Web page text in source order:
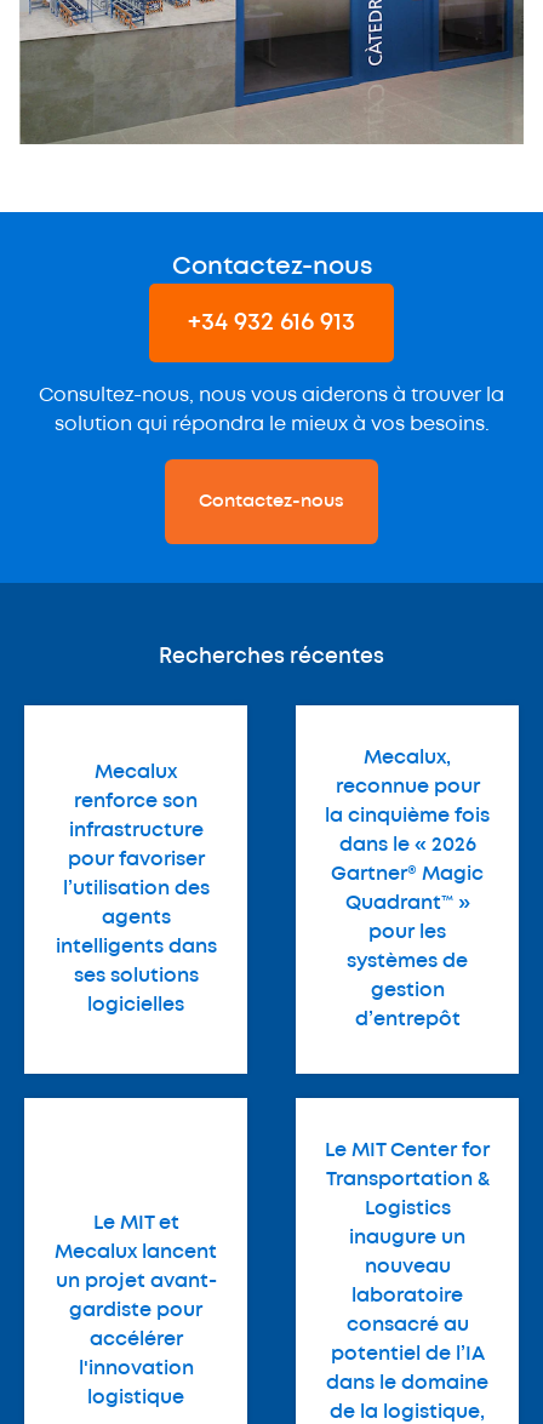
Contactez-nous
+34 932 616 913
Consultez-nous, nous vous aiderons à trouver la
solution qui répondra le mieux à vos besoins.
Contactez-nous
Recherches récentes
Mecalux
renforce son
infrastructure
pour favoriser
l’utilisation des
agents
intelligents dans
ses solutions
logicielles
Mecalux,
reconnue pour
la cinquième fois
dans le « 2026
Gartner® Magic
Quadrant™ »
pour les
systèmes de
gestion
d’entrepôt
Le MIT et
Mecalux lancent
un projet avant-
gardiste pour
accélérer
l'innovation
logistique
Le MIT Center for
Transportation &
Logistics
inaugure un
nouveau
laboratoire
consacré au
potentiel de l’IA
dans le domaine
de la logistique,